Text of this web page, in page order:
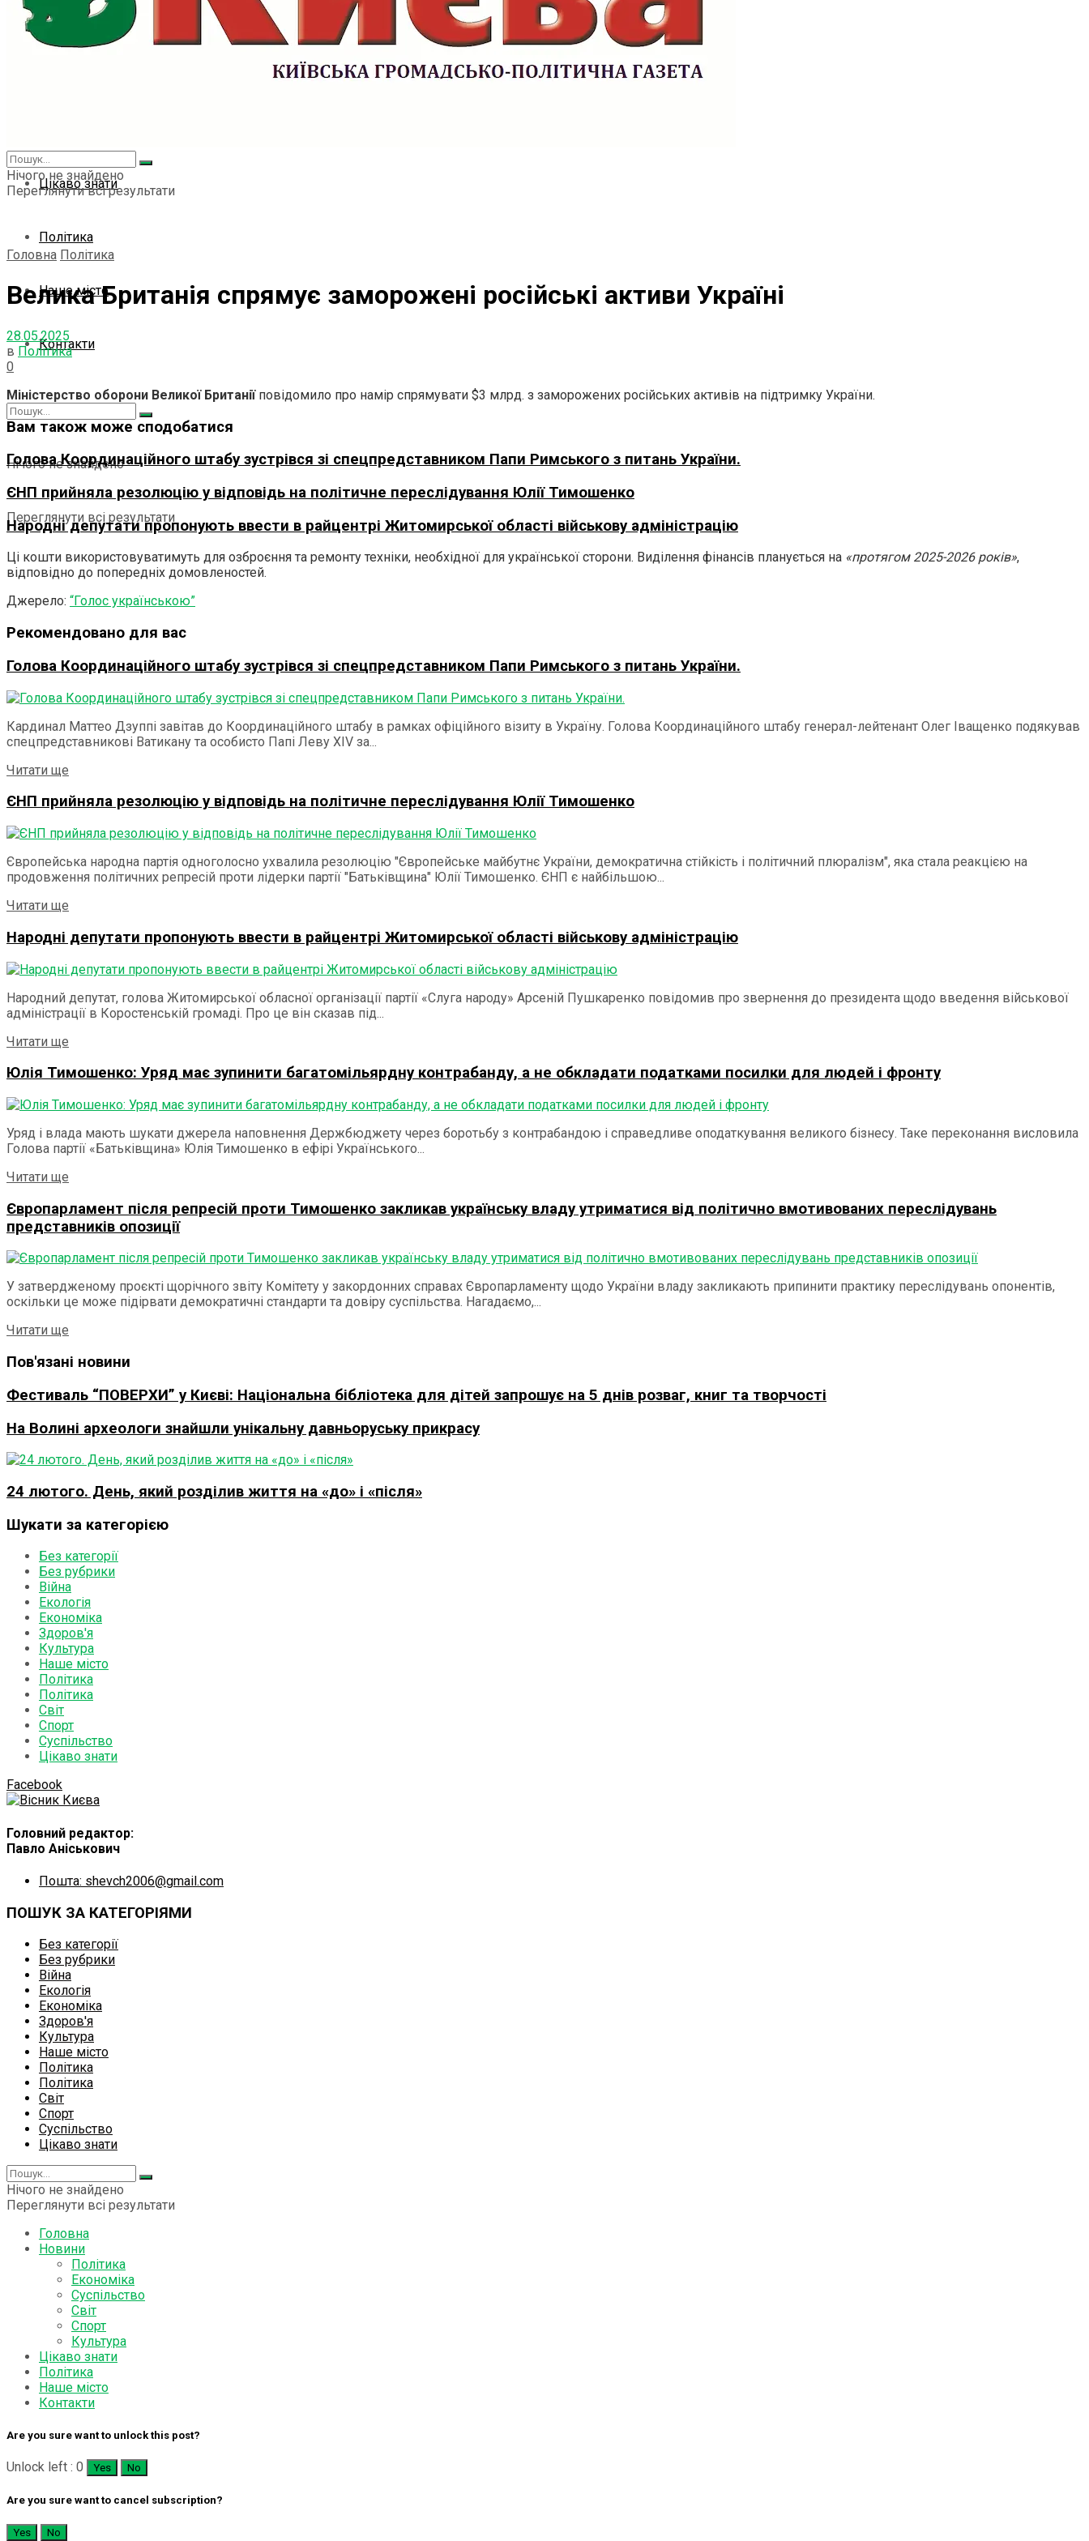
Світ
Цікаво знати
Політика
Наше місто
Контакти
Нічого не знайдено
Переглянути всі результати
Нічого не знайдено
Переглянути всі результати
Головна Політика
Велика Британія спрямує заморожені російські активи Україні
28.05.2025
в Політика
0
Міністерство оборони Великої Британіїповідомило про намір спрямувати $3 млрд. з заморожених російських активів на підтримку України.
Вам також може сподобатися
Голова Координаційного штабу зустрівся зі спецпредставником Папи Римського з питань України.
ЄНП прийняла резолюцію у відповідь на політичне переслідування Юлії Тимошенко
Народні депутати пропонують ввести в райцентрі Житомирської області військову адміністрацію
Ці кошти використовуватимуть для озброєння та ремонту техніки, необхідної для української сторони. Виділення фінансів планується на «протягом 2025-2026 років»,
відповідно до попередніх домовленостей.
Джерело: “Голос українською”
Рекомендовано для вас
Голова Координаційного штабу зустрівся зі спецпредставником Папи Римського з питань України.
Кардинал Маттео Дзуппі завітав до Координаційного штабу в рамках офіційного візиту в Україну. Голова Координаційного штабу генерал-лейтенант Олег Іващенко подякував
спецпредставникові Ватикану та особисто Папі Леву ХІV за...
Читати ще
ЄНП прийняла резолюцію у відповідь на політичне переслідування Юлії Тимошенко
Європейська народна партія одноголосно ухвалила резолюцію "Європейське майбутнє України, демократична стійкість і політичний плюралізм", яка стала реакцією на
продовження політичних репресій проти лідерки партії "Батьківщина" Юлії Тимошенко. ЄНП є найбільшою...
Читати ще
Народні депутати пропонують ввести в райцентрі Житомирської області військову адміністрацію
Народний депутат, голова Житомирської обласної організації партії «Слуга народу» Арсеній Пушкаренко повідомив про звернення до президента щодо введення військової
адміністрації в Коростенській громаді. Про це він сказав під...
Читати ще
Юлія Тимошенко: Уряд має зупинити багатомільярдну контрабанду, а не обкладати податками посилки для людей і фронту
Уряд і влада мають шукати джерела наповнення Держбюджету через боротьбу з контрабандою і справедливе оподаткування великого бізнесу. Таке переконання висловила
Голова партії «Батьківщина» Юлія Тимошенко в ефірі Українського...
Читати ще
Європарламент після репресій проти Тимошенко закликав українську владу утриматися від політично вмотивованих переслідувань
представників опозиції
У затвердженому проєкті щорічного звіту Комітету у закордонних справах Європарламенту щодо України владу закликають припинити практику переслідувань опонентів,
оскільки це може підірвати демократичні стандарти та довіру суспільства. Нагадаємо,...
Читати ще
Пов'язані новини
Фестиваль “ПОВЕРХИ” у Києві: Національна бібліотека для дітей запрошує на 5 днів розваг, книг та творчості
На Волині археологи знайшли унікальну давньоруську прикрасу
24 лютого. День, який розділив життя на «до» і «після»
Шукати за категорією
Без категорії
Без рубрики
Війна
Екологія
Економіка
Здоров'я
Культура
Наше місто
Політика
Політика
Світ
Спорт
Суспільство
Цікаво знати
Facebook
Головний редактор:
Павло Аніськович
Пошта: shevch2006@gmail.com
ПОШУК ЗА КАТЕГОРІЯМИ
Без категорії
Без рубрики
Війна
Екологія
Економіка
Здоров'я
Культура
Наше місто
Політика
Політика
Світ
Спорт
Суспільство
Цікаво знати
Нічого не знайдено
Переглянути всі результати
Головна
Новини
Політика
Економіка
Суспільство
Світ
Спорт
Культура
Цікаво знати
Політика
Наше місто
Контакти
Are you sure want to unlock this post?
Unlock left : 0 Yes No
Are you sure want to cancel subscription?
Yes No